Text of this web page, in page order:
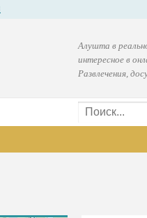
Алушта в
интересное в
Развлечения,